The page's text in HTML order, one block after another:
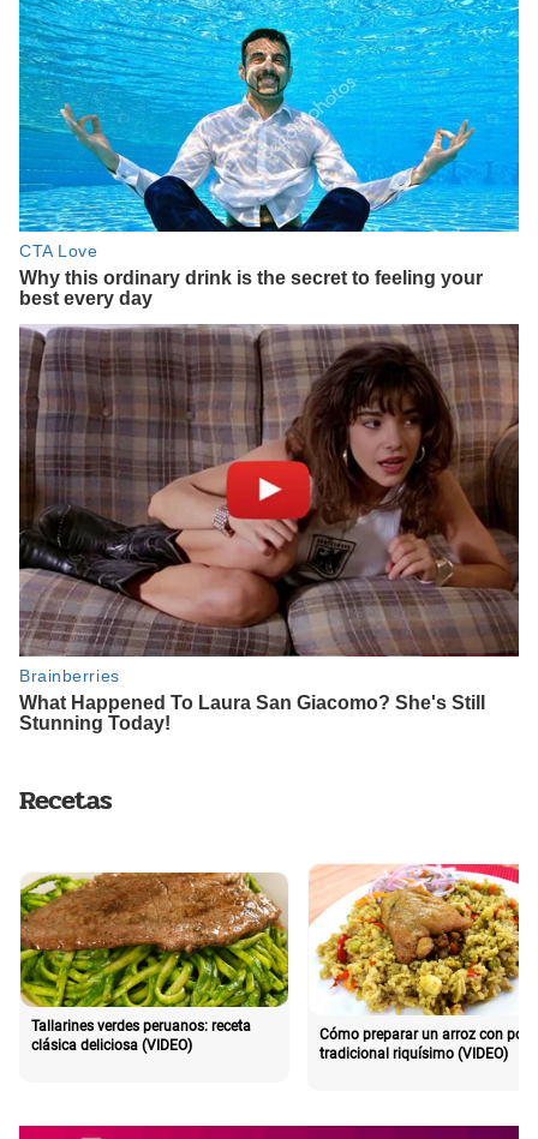
Recetas
Tallarines verdes peruanos: receta
clásica deliciosa (VIDEO)
Cómo preparar un arroz con pollo
tradicional riquísimo (VIDEO)